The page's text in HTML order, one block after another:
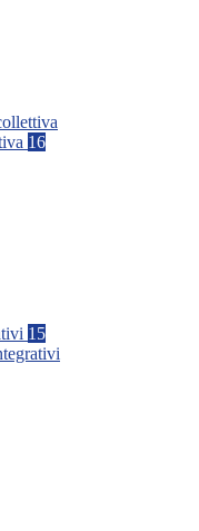
16
15